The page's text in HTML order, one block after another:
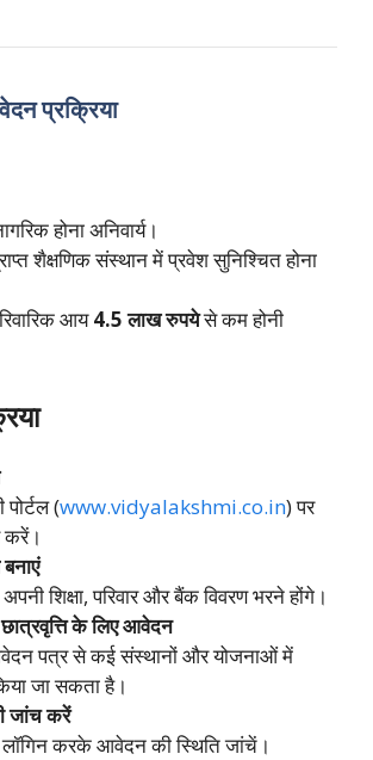
प्रक्रिया
होना अनिवार्य।
शैक्षणिक संस्थान में प्रवेश सुनिश्चित होना
आय4.5 लाख रुपयेसे कम होनी
पोर्टल (www.vidyalakshmi.co.in) पर
करें।
शिक्षा, परिवार और बैंक विवरण भरने होंगे।
के लिए आवेदन
पत्र से कई संस्थानों और योजनाओं में
जा सकता है।
जांच करें
लॉगिन करके आवेदन की स्थिति जांचें।